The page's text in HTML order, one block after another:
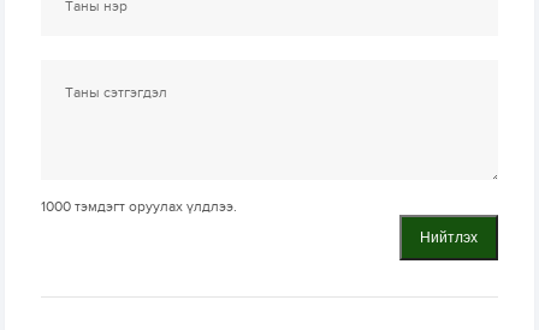
1000 тэмдэгт оруулах үлдлээ.
Нийтлэх